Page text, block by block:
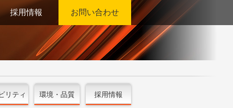
採用情報 お問い合わせ
リティ 環境・品質 採用情報